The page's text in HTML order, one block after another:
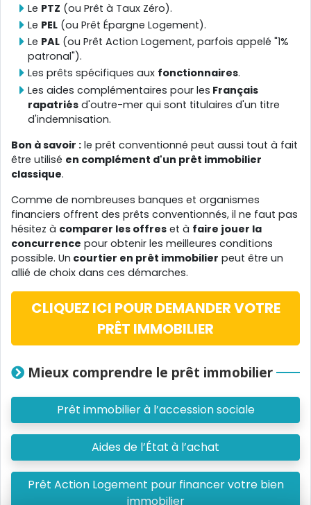
Le PTZ (ou Prêt à Taux Zéro).
Le PEL (ou Prêt Épargne Logement).
Le PAL (ou Prêt Action Logement, parfois appelé "1%
patronal").
Les prêts spécifiques aux fonctionnaires.
Les aides complémentaires pour les Français
rapatriés d'outre-mer qui sont titulaires d'un titre
d'indemnisation.
Bon à savoir : le prêt conventionné peut aussi tout à fait
être utilisé en complément d'un prêt immobilier
classique.
Comme de nombreuses banques et organismes
financiers offrent des prêts conventionnés, il ne faut pas
hésitez à comparer les offres et à faire jouer la
concurrence pour obtenir les meilleures conditions
possible. Un courtier en prêt immobilier peut être un
allié de choix dans ces démarches.
CLIQUEZ ICI POUR DEMANDER VOTRE
PRÊT IMMOBILIER
Mieux comprendre le prêt immobilier
Prêt immobilier à l’accession sociale
Aides de l’État à l’achat
Prêt Action Logement pour financer votre bien
immobilier